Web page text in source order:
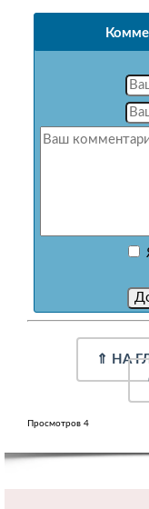
⇑ НА
Просмотров 4